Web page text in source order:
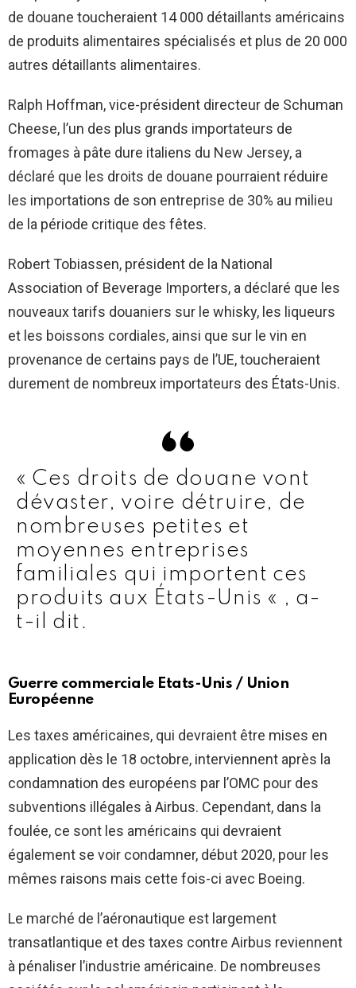
de douane toucheraient 14 000 détaillants américains
de produits alimentaires spécialisés et plus de 20 000
autres détaillants alimentaires.
Ralph Hoffman, vice-président directeur de Schuman
Cheese, l’un des plus grands importateurs de
fromages à pâte dure italiens du New Jersey, a
déclaré que les droits de douane pourraient réduire
les importations de son entreprise de 30% au milieu
de la période critique des fêtes.
Robert Tobiassen, président de la National
Association of Beverage Importers, a déclaré que les
nouveaux tarifs douaniers sur le whisky, les liqueurs
et les boissons cordiales, ainsi que sur le vin en
provenance de certains pays de l’UE, toucheraient
durement de nombreux importateurs des États-Unis.
« Ces droits de douane vont
dévaster, voire détruire, de
nombreuses petites et
moyennes entreprises
familiales qui importent ces
produits aux États-Unis « , a-
t-il dit.
Guerre commerciale Etats-Unis / Union
Européenne
Les taxes américaines, qui devraient être mises en
application dès le 18 octobre, interviennent après la
condamnation des européens par l’OMC pour des
subventions illégales à Airbus. Cependant, dans la
foulée, ce sont les américains qui devraient
également se voir condamner, début 2020, pour les
mêmes raisons mais cette fois-ci avec Boeing.
Le marché de l’aéronautique est largement
transatlantique et des taxes contre Airbus reviennent
à pénaliser l’industrie américaine. De nombreuses